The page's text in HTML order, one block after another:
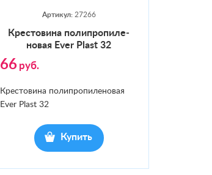
Артикул: 27266
Крес­то­вина по­лип­ро­пиле­
новая Ever Plast 32
66 руб.
Крестовина полипропиленовая
Ever Plast 32
Купить